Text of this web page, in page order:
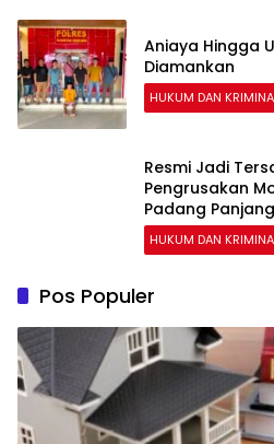
Aniaya Hingga
Diamankan
HUKUM DAN
Resmi Jadi
Pengrusakan
Padang
Padang Panjang
HUKUM DAN
Pos Populer